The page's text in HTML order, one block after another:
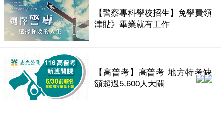
【警察專科學校招生】免學費領
津貼》畢業就有工作
【高普考】高普考 地方特考缺
額超過5,600人大關